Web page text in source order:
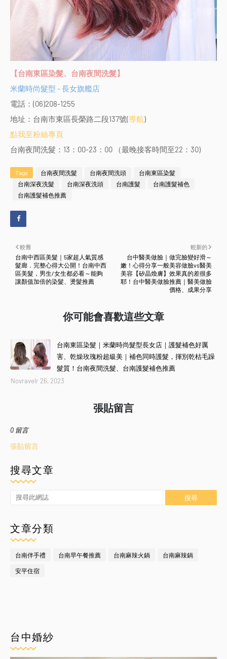
【台南東區染髮、台南夜間洗髮】
米蘭時尚髮型 - 長女旗艦店
電話：(06)208-1255
地址：台南市東區長榮路二段137號(導航)
點我至粉絲專頁
台南夜間洗髮：13：00-23：00 （最晚接客時間至22：30)
Tags 台南夜間洗髮 台南夜間洗頭
台南東區染髮
台南深夜洗髮
台南深夜洗頭 台南護髮
台南護髮補色
台南護髮補色推薦
較新的
台中醫美做臉｜做完臉變好滑～
嫩！心得分享一般美容做臉vs醫美
美容【矽晶煥膚】效果真的差很多
耶！台中醫美做臉推薦｜醫美做臉
價格、成果分享
較舊
台南中西區美髮｜5家超人氣質感
髮廊．完整心得大公開！台南中西
區美髮，男生/女生都必看～能夠
讓顏值加倍的染髮、燙髮推薦
你可能會喜歡這些文章
台南東區染髮｜米蘭時尚髮型長女店｜護髮補色好厲
害、乾燥玫瑰粉超級美｜補色同時護髮，揮別乾枯毛躁
髮質！台南夜間洗髮、台南護髮補色推薦
Novravelr 26, 2023
張貼留言
0 留言
張貼留言
搜尋文章
文章分類
台南伴手禮 台南早午餐推薦 台南麻辣火鍋 台南麻辣鍋
安平住宿
台中婚紗